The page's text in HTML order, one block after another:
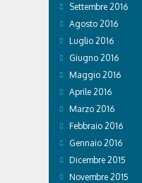
Settembre 2016
Agosto 2016
Luglio 2016
Giugno 2016
Maggio 2016
Aprile 2016
Marzo 2016
Febbraio 2016
Gennaio 2016
Dicembre 2015
Novembre 2015